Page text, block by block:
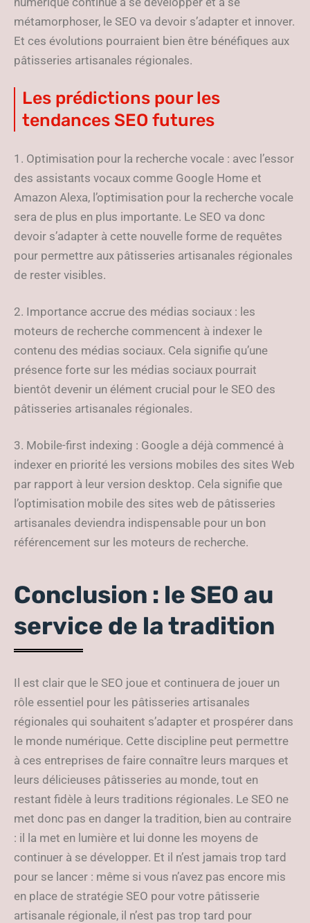
métamorphoser, le SEO va devoir s’adapter et innover.
Et ces évolutions pourraient bien être bénéfiques aux
pâtisseries artisanales régionales.
Les prédictions pour les
tendances SEO futures
1. Optimisation pour la recherche vocale : avec l’essor
des assistants vocaux comme Google Home et
Amazon Alexa, l’optimisation pour la recherche vocale
sera de plus en plus importante. Le SEO va donc
devoir s’adapter à cette nouvelle forme de requêtes
pour permettre aux pâtisseries artisanales régionales
de rester visibles.
2. Importance accrue des médias sociaux : les
moteurs de recherche commencent à indexer le
contenu des médias sociaux. Cela signifie qu’une
présence forte sur les médias sociaux pourrait
bientôt devenir un élément crucial pour le SEO des
pâtisseries artisanales régionales.
3. Mobile-first indexing : Google a déjà commencé à
indexer en priorité les versions mobiles des sites Web
par rapport à leur version desktop. Cela signifie que
l’optimisation mobile des sites web de pâtisseries
artisanales deviendra indispensable pour un bon
référencement sur les moteurs de recherche.
Conclusion : le SEO au
service de la tradition
Il est clair que le SEO joue et continuera de jouer un
rôle essentiel pour les pâtisseries artisanales
régionales qui souhaitent s’adapter et prospérer dans
le monde numérique. Cette discipline peut permettre
à ces entreprises de faire connaître leurs marques et
leurs délicieuses pâtisseries au monde, tout en
restant fidèle à leurs traditions régionales. Le SEO ne
met donc pas en danger la tradition, bien au contraire
: il la met en lumière et lui donne les moyens de
continuer à se développer. Et il n’est jamais trop tard
pour se lancer : même si vous n’avez pas encore mis
en place de stratégie SEO pour votre pâtisserie
artisanale régionale, il n’est pas trop tard pour